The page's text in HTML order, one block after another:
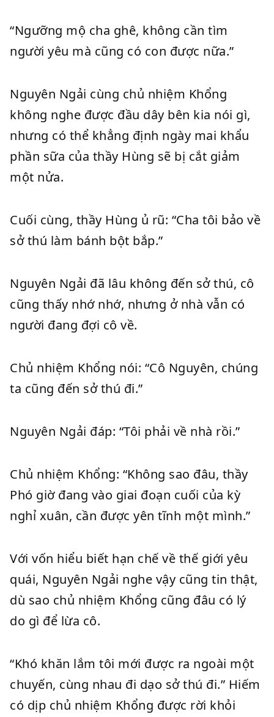
“Ngưỡng mộ cha ghê, không cần tìm
người yêu mà cũng có con được nữa.”
Nguyên Ngải cùng chủ nhiệm Khổng
không nghe được đầu dây bên kia nói gì,
nhưng có thể khẳng định ngày mai khẩu
phần sữa của thầy Hùng sẽ bị cắt giảm
một nửa.
Cuối cùng, thầy Hùng ủ rũ: “Cha tôi bảo về
sở thú làm bánh bột bắp.”
Nguyên Ngải đã lâu không đến sở thú, cô
cũng thấy nhớ nhớ, nhưng ở nhà vẫn có
người đang đợi cô về.
Chủ nhiệm Khổng nói: “Cô Nguyên, chúng
ta cũng đến sở thú đi.”
Nguyên Ngải đáp: “Tôi phải về nhà rồi.”
Chủ nhiệm Khổng: “Không sao đâu, thầy
Phó giờ đang vào giai đoạn cuối của kỳ
nghỉ xuân, cần được yên tĩnh một mình.”
Với vốn hiểu biết hạn chế về thế giới yêu
quái, Nguyên Ngải nghe vậy cũng tin thật,
dù sao chủ nhiệm Khổng cũng đâu có lý
do gì để lừa cô.
“Khó khăn lắm tôi mới được ra ngoài một
chuyến, cùng nhau đi dạo sở thú đi.” Hiếm
có dịp chủ nhiệm Khổng được rời khỏi